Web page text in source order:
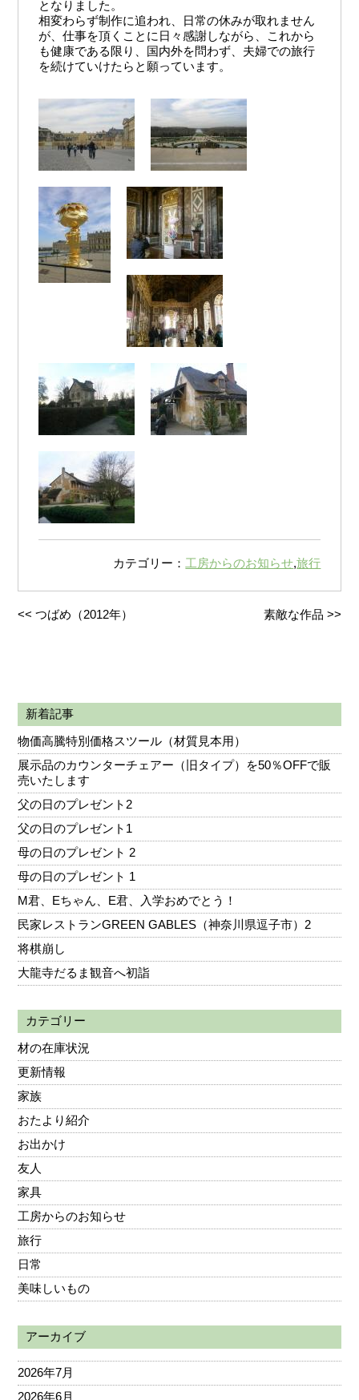
となりました。
相変わらず制作に追われ、日常の休みが取れません
が、仕事を頂くことに日々感謝しながら、これから
も健康である限り、国内外を問わず、夫婦での旅行
を続けていけたらと願っています。
カテゴリー： 工房からのお知らせ,旅行
<<つばめ（2012年） 素敵な作品 >>
新着記事
物価高騰特別価格スツール（材質見本用）
展示品のカウンターチェアー（旧タイプ）を50％OFFで販
売いたします
父の日のプレゼント2
父の日のプレゼント1
母の日のプレゼント 2
母の日のプレゼント 1
M君、Eちゃん、E君、入学おめでとう！
民家レストランGREEN GABLES（神奈川県逗子市）2
将棋崩し
大龍寺だるま観音へ初詣
カテゴリー
材の在庫状況
更新情報
家族
おたより紹介
お出かけ
友人
家具
工房からのお知らせ
旅行
日常
美味しいもの
アーカイブ
2026年7月
2026年6月